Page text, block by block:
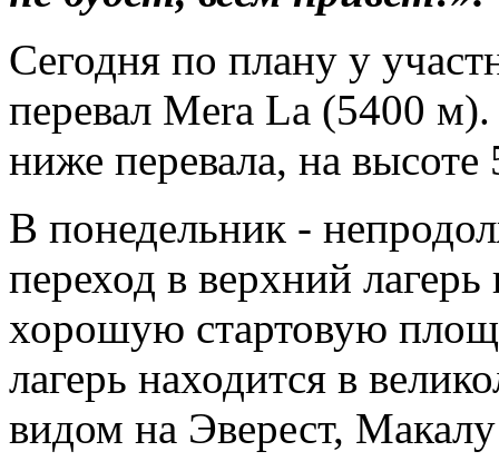
Сегодня по плану у
перевал Mera La (5400 м).
ниже перевала, на
В понедельник -
переход в верхний
хорошую стартовую
лагерь находится в
видом на Эверест,